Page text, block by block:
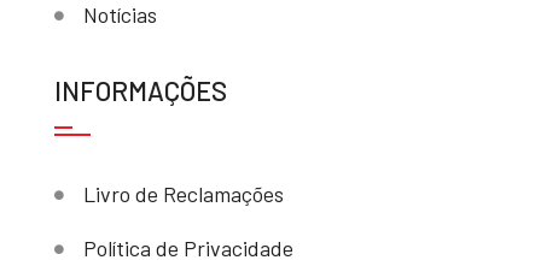
Notícias
INFORMAÇÕES
Livro de Reclamações
Política de Privacidade